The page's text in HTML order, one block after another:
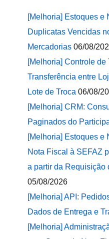
[Melhoria] Estoques e
Duplicatas Vencidas
Mercadorias 06/08/
[Melhoria] Controle
Transferência entre
Lote de Troca 06/08/
[Melhoria] CRM:
Paginados do
[Melhoria] Estoques e
Nota Fiscal à SEFAZ
a partir da Requisição
05/08/2026
[Melhoria] API:
Dados de Entrega e
[Melhoria]